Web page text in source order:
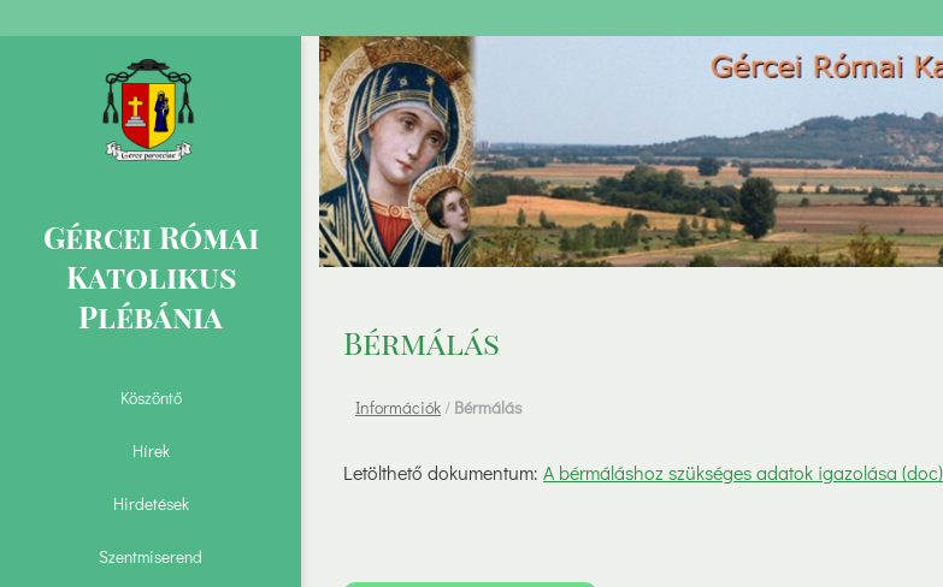
Gércei Római
Katolikus
Plébánia
Köszöntő
Hírek
Hirdetések
Szentmiserend
Bérmálás
Információk/ Bérmálás
Letölthető dokumentum: A bérmáláshoz szükséges adatok igazolása (doc)